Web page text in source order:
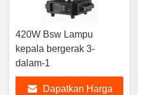
420W Bsw Lampu
kepala bergerak 3-
dalam-1
Dapatkan Harga